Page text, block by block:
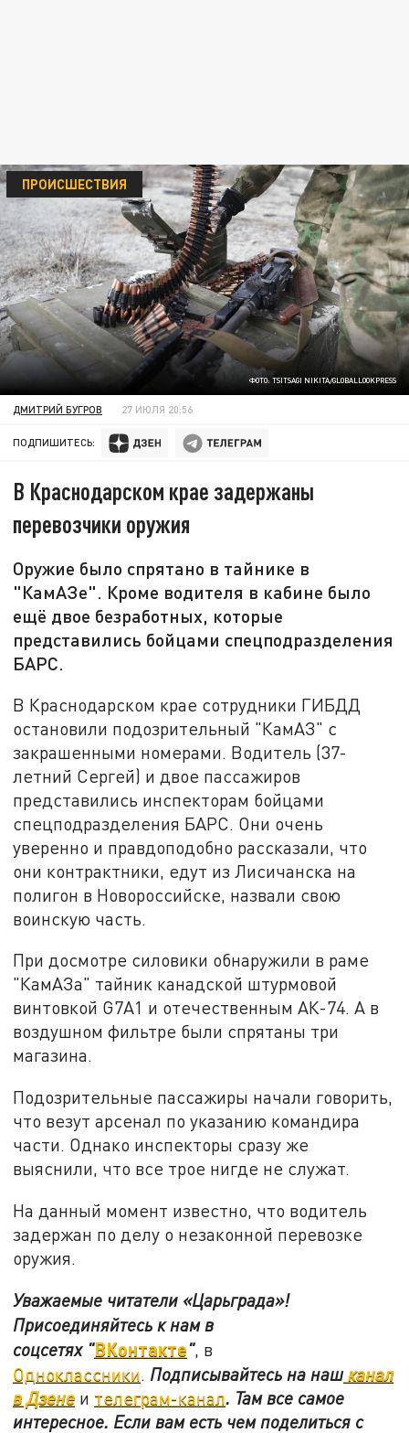
ФОТО: TSITSAGI NIKITA/GLOBALLOOKPRESS
ПРОИСШЕСТВИЯ
ДМИТРИЙ БУГРОВ 27 ИЮЛЯ 20:56
ПОДПИШИТЕСЬ:
В Краснодарском крае задержаны
перевозчики оружия
Оружие было спрятано в тайнике в
"КамАЗе". Кроме водителя в кабине было
ещё двое безработных, которые
представились бойцами спецподразделения
БАРС.
В Краснодарском крае сотрудники ГИБДД
остановили подозрительный "КамАЗ" с
закрашенными номерами. Водитель (37-
летний Сергей) и двое пассажиров
представились инспекторам бойцами
спецподразделения БАРС. Они очень
уверенно и правдоподобно рассказали, что
они контрактники, едут из Лисичанска на
полигон в Новороссийске, назвали свою
воинскую часть.
При досмотре силовики обнаружили в раме
"КамАЗа" тайник канадской штурмовой
винтовкой G7A1 и отечественным АК-74. А в
воздушном фильтре были спрятаны три
магазина.
Подозрительные пассажиры начали говорить,
что везут арсенал по указанию командира
части. Однако инспекторы сразу же
выяснили, что все трое нигде не служат.
На данный момент известно, что водитель
задержан по делу о незаконной перевозке
оружия.
Уважаемые читатели «Царьграда»!
Присоединяйтесь к нам в
соцсетях "ВКонтакте", в
Одноклассники Подписывайтесь на нашканал
в Дзене и телеграм-канал. Там все самое
интересное. Если вам есть чем поделиться с